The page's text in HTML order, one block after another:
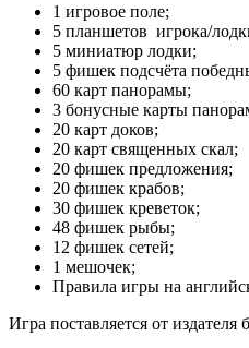
1 игровое поле;
5 планшетов игрока/
5 миниатюр лодки;
5 фишек подсчёта
60 карт панорамы;
3 бонусные карты
20 карт доков;
20 карт священных скал;
20 фишек предложения;
20 фишек крабов;
30 фишек креветок;
48 фишек рыбы;
12 фишек сетей;
1 мешочек;
Правила игры на
Игра поставляется от